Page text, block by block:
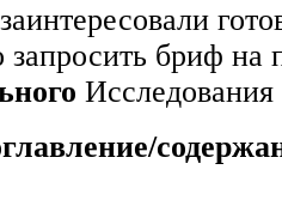
бриф на